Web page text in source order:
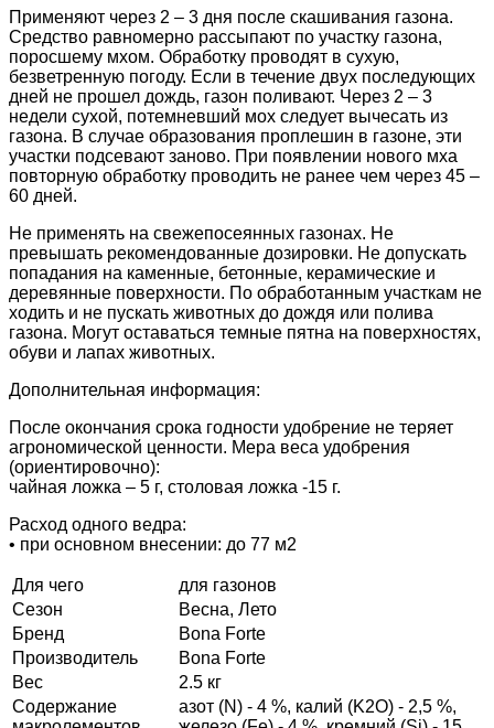
Применяют через 2 – 3 дня после скашивания газона.
Средство равномерно рассыпают по участку газона,
поросшему мхом. Обработку проводят в сухую,
безветренную погоду. Если в течение двух последующих
дней не прошел дождь, газон поливают. Через 2 – 3
недели сухой, потемневший мох следует вычесать из
газона. В случае образования проплешин в газоне, эти
участки подсевают заново. При появлении нового мха
повторную обработку проводить не ранее чем через 45 –
60 дней.
Не применять на свежепосеянных газонах. Не
превышать рекомендованные дозировки. Не допускать
попадания на каменные, бетонные, керамические и
деревянные поверхности. По обработанным участкам не
ходить и не пускать животных до дождя или полива
газона. Могут оставаться темные пятна на поверхностях,
обуви и лапах животных.
Дополнительная информация:
После окончания срока годности удобрение не теряет
агрономической ценности. Мера веса удобрения
(ориентировочно):
чайная ложка – 5 г, столовая ложка -15 г.
Расход одного ведра:
• при основном внесении: до 77 м2
Для чего
для газонов
Сезон
Весна, Лето
Бренд
Bona Forte
Производитель
Bona Forte
Вес
2.5 кг
Содержание
азот (N) - 4 %, калий (K2O) - 2,5 %,